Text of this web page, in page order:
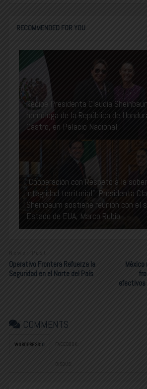
RECOMMENDED FOR YOU
Recibe Presidenta Claudia
homóloga de la República de
Castro, en Palacio Nacional
“Cooperación con Respeto a la
integridad territorial”: Presidenta
Sheinbaum sostiene reunión con el
Estado de EUA, Marco Rubio
Newer Post
Operativo Frontera Refuerza la
Seguridad en el Norte del País
México
efectivos
COMMENTS
WORDPRESS: 0 FACEBOOK:
DISQUS: